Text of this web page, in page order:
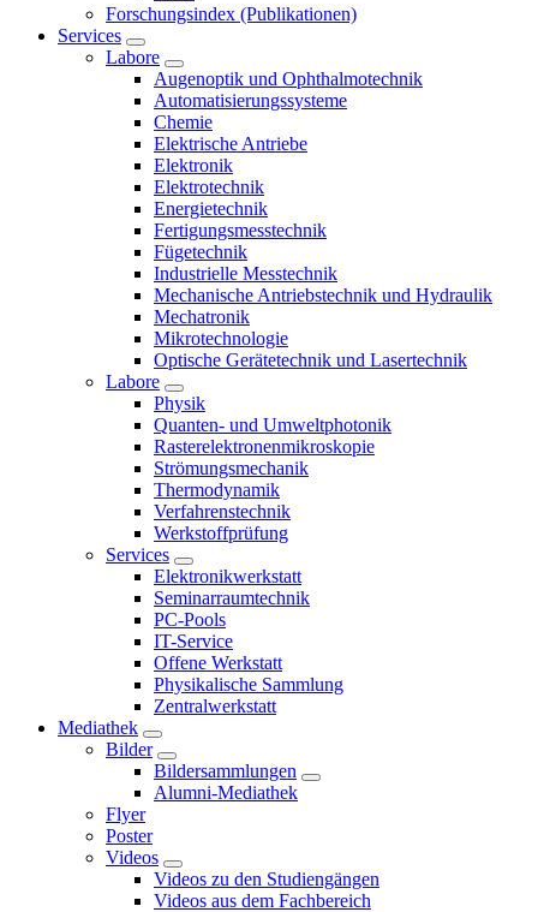
Forschungsindex (Publikationen)
Services
Labore
Augenoptik und Ophthalmotechnik
Automatisierungssysteme
Chemie
Elektrische Antriebe
Elektronik
Elektrotechnik
Energietechnik
Fertigungsmesstechnik
Fügetechnik
Industrielle Messtechnik
Mechanische Antriebstechnik und Hydraulik
Mechatronik
Mikrotechnologie
Optische Gerätetechnik und Lasertechnik
Labore
Physik
Quanten- und Umweltphotonik
Rasterelektronenmikroskopie
Strömungsmechanik
Thermodynamik
Verfahrenstechnik
Werkstoffprüfung
Services
Elektronikwerkstatt
Seminarraumtechnik
PC-Pools
IT-Service
Offene Werkstatt
Physikalische Sammlung
Zentralwerkstatt
Mediathek
Bilder
Bildersammlungen
Alumni-Mediathek
Flyer
Poster
Videos
Videos zu den Studiengängen
Videos aus dem Fachbereich